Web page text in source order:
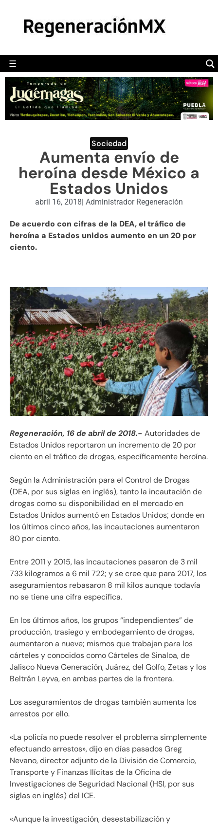
☰
POLÍTICA
CAMALEÓN
OPINIÓN
DEPORTES
ENGLISH SECTION
VIDEOS
Sociedad
Aumenta envío de
heroína desde México a
Estados Unidos
abril 16, 2018| Administrador Regeneración
De acuerdo con cifras de la DEA, el tráfico de
heroína a Estados unidos aumento en un 20 por
ciento.
Regeneración, 16 de abril de 2018.- Autoridades de
Estados Unidos reportaron un incremento de 20 por
ciento en el tráfico de drogas, específicamente heroína.
Según la Administración para el Control de Drogas
(DEA, por sus siglas en inglés), tanto la incautación de
drogas como su disponibilidad en el mercado en
Estados Unidos aumentó en Estados Unidos; donde en
los últimos cinco años, las incautaciones aumentaron
80 por ciento.
Entre 2011 y 2015, las incautaciones pasaron de 3 mil
733 kilogramos a 6 mil 722; y se cree que para 2017, los
aseguramientos rebasaron 8 mil kilos aunque todavía
no se tiene una cifra específica.
En los últimos años, los grupos “independientes” de
producción, trasiego y embodegamiento de drogas,
aumentaron a nueve; mismos que trabajan para los
cárteles y conocidos como Cárteles de Sinaloa, de
Jalisco Nueva Generación, Juárez, del Golfo, Zetas y los
Beltrán Leyva, en ambas partes de la frontera.
Los aseguramientos de drogas también aumenta los
arrestos por ello.
«La policía no puede resolver el problema simplemente
efectuando arrestos», dijo en días pasados Greg
Nevano, director adjunto de la División de Comercio,
Transporte y Finanzas Ilícitas de la Oficina de
Investigaciones de Seguridad Nacional (HSI, por sus
siglas en inglés) del ICE.
«Aunque la investigación, desestabilización y